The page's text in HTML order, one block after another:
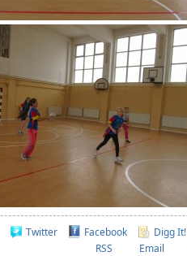
Twitter Facebook Digg It!
RSS
Email